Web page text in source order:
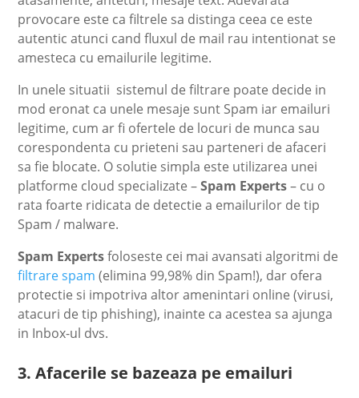
provocare este ca filtrele sa distinga ceea ce este
autentic atunci cand fluxul de mail rau intentionat se
amesteca cu emailurile legitime.
In unele situatii sistemul de filtrare poate decide in
mod eronat ca unele mesaje sunt Spam iar emailuri
legitime, cum ar fi ofertele de locuri de munca sau
corespondenta cu prieteni sau parteneri de afaceri
sa fie blocate. O solutie simpla este utilizarea unei
platforme cloud specializate –Spam Experts– cu o
rata foarte ridicata de detectie a emailurilor de tip
Spam / malware.
Spam Expertsfoloseste cei mai avansati algoritmi de
filtrare spam (elimina 99,98% din Spam!), dar ofera
protectie si impotriva altor amenintari online (virusi,
atacuri de tip phishing), inainte ca acestea sa ajunga
in Inbox-ul dvs.
3. Afacerile se bazeaza pe emailuri